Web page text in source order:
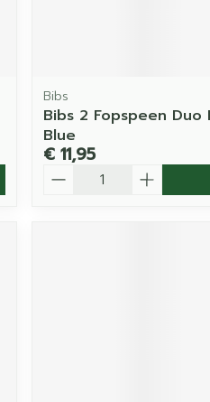
Bibs
Bibs 2 Fopspeen Duo
Blue
€ 11,95